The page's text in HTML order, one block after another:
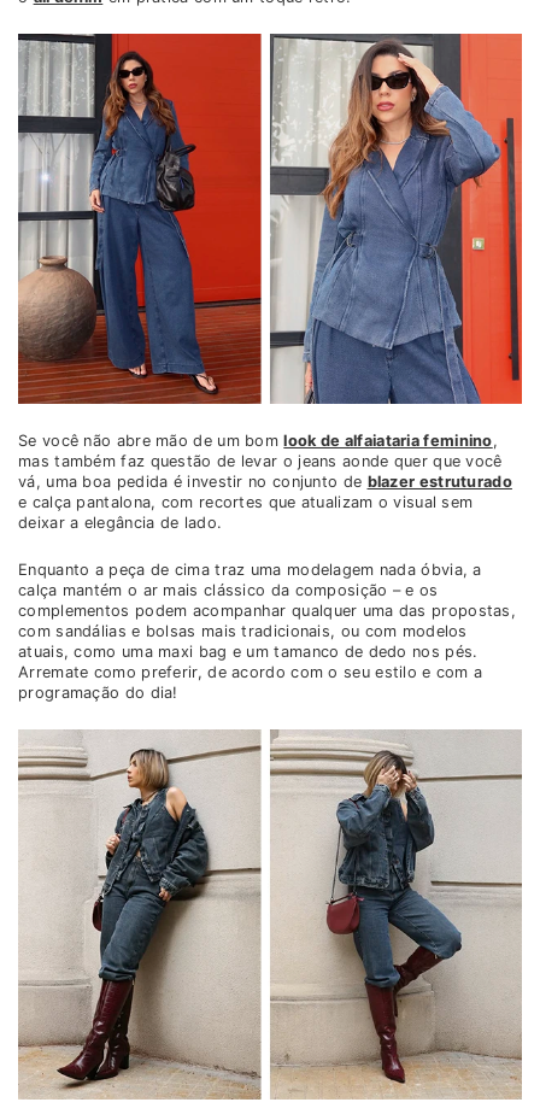
Se você não abre mão de um bomlook de alfaiataria feminino,
mas também faz questão de levar o jeans aonde quer que você
vá, uma boa pedida é investir no conjunto de blazer estruturado
e calça pantalona, com recortes que atualizam o visual sem
deixar a elegância de lado.
Enquanto a peça de cima traz uma modelagem nada óbvia, a
calça mantém o ar mais clássico da composição – e os
complementos podem acompanhar qualquer uma das propostas,
com sandálias e bolsas mais tradicionais, ou com modelos
atuais, como uma maxi bag e um tamanco de dedo nos pés.
Arremate como preferir, de acordo com o seu estilo e com a
programação do dia!